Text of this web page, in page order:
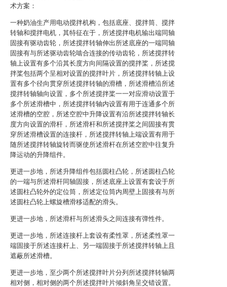
术方案：
一种奶油生产用电动搅拌机构，包括底座、搅拌筒、搅拌
转轴和搅拌电机，其特征在于，所述搅拌电机输出端同轴
固接有驱动齿轮，所述搅拌转轴伸出所述底座的一端同轴
固接有与所述驱动齿轮啮合连接的传动齿轮，所述搅拌转
轴上设置有多个沿其长度方向间隔设置的搅拌桨，所述搅
拌桨包括两个呈相对设置的搅拌叶片，所述搅拌转轴上设
置有多个径向贯穿所述搅拌转轴的滑槽，所述滑槽沿所述
搅拌转轴轴向设置，多个所述搅拌桨一一对应滑动设置于
多个所述滑槽中，所述搅拌转轴内设置有用于连通多个所
述滑槽的空腔，所述空腔中升降设置有沿所述搅拌转轴长
度方向设置的滑杆，所述滑杆和所述搅拌桨之间固接有贯
穿所述滑槽设置的连接杆，所述搅拌转轴上端设置有用于
随所述搅拌转轴旋转而驱使所述滑杆在所述空腔中往复升
降运动的升降组件。
更进一步地，所述升降组件包括圆柱凸轮，所述圆柱凸轮
的一端与所述滑杆同轴固接，所述底座上设置有套设于所
述圆柱凸轮外的定位筒，所述定位筒内周壁上固接有与所
述圆柱凸轮上螺旋槽滑移适配的滑头。
更进一步地，所述滑杆与所述滑头之间连接有弹性件。
更进一步地，所述连接杆上套设有柔性罩，所述柔性罩一
端固接于所述连接杆上、另一端固接于所述搅拌转轴上且
遮蔽所述滑槽。
更进一步地，至少两个所述搅拌叶片分列所述搅拌转轴两
相对侧，相对侧的两个所述搅拌叶片倾斜角呈交错设置。